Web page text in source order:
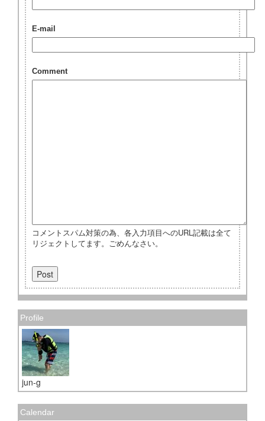
E-mail
Comment
コメントスパム対策の為、各入力項目へのURL記載は全て
リジェクトしてます。ごめんなさい。
Profile
jun-g
Calendar